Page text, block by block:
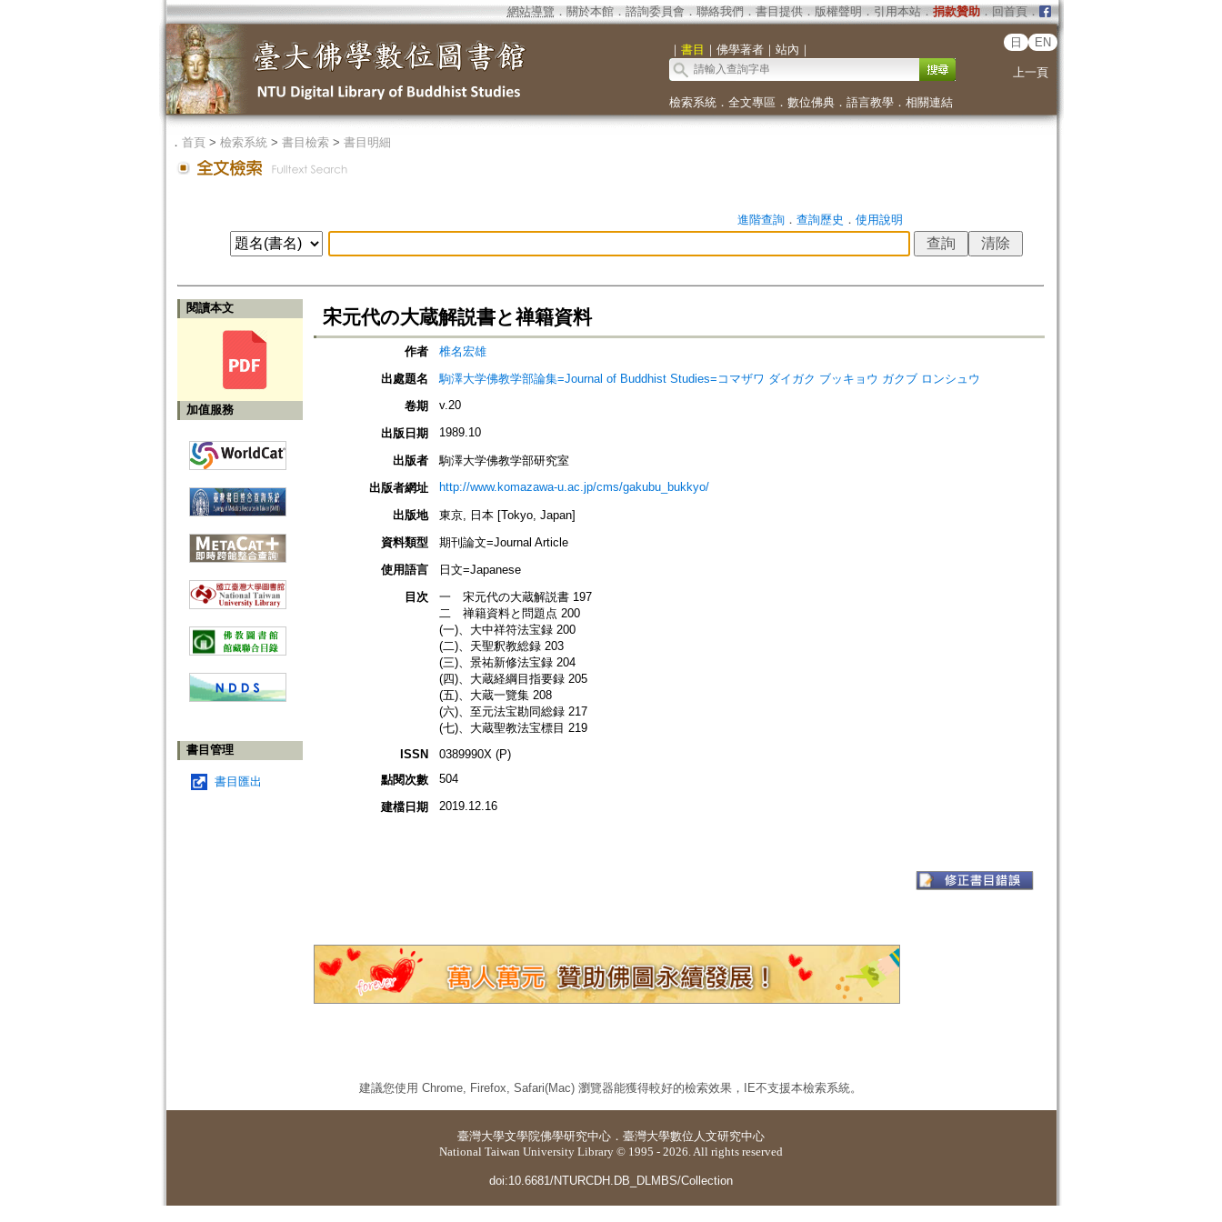
網站導覽 ． 關於本館． 諮詢委員會． 聯絡我們 ． 書目提供． 版權聲明 ． 引用本站． 捐款贊助．回首頁．
｜ 書目 ｜ 佛學著者｜ 站內 ｜
日 EN
上一頁
檢索系統． 全文專區 ． 數位佛典． 語言教學． 相關連結
． 首頁> 檢索系統> 書目檢索> 書目明細
進階查詢． 查詢歷史 ． 使用說明
閱讀本文
加值服務
書目管理
書目匯出
宋元代の大蔵解説書と禅籍資料
作者
椎名宏雄
出處題名
駒澤大学佛教学部論集=Journal of Buddhist Studies=コマザワ ダイガク ブッキョウ ガクブ ロンシュウ
卷期
v.20
出版日期 1989.10
出版者
駒澤大学佛教学部研究室
出版者網址
http://www.komazawa-u.ac.jp/cms/gakubu_bukkyo/
出版地
東京, 日本 [Tokyo, Japan]
資料類型
期刊論文=Journal Article
使用語言
日文=Japanese
目次
一 宋元代の大蔵解説書 197
二 禅籍資料と問題点 200
(一)、大中祥符法宝録 200
(二)、天聖釈教総録 203
(三)、景祐新修法宝録 204
(四)、大蔵経綱目指要録 205
(五)、大蔵一覽集 208
(六)、至元法宝勘同総録 217
(七)、大蔵聖教法宝標目 219
ISSN
0389990X (P)
點閱次數
504
建檔日期 2019.12.16
建議您使用 Chrome, Firefox, Safari(Mac) 瀏覽器能獲得較好的檢索效果，IE不支援本檢索系統。
臺灣大學文學院佛學研究中心 ． 臺灣大學數位人文研究中心
National Taiwan University Library © 1995 - 2026. All rights reserved
doi:10.6681/NTURCDH.DB_DLMBS/Collection